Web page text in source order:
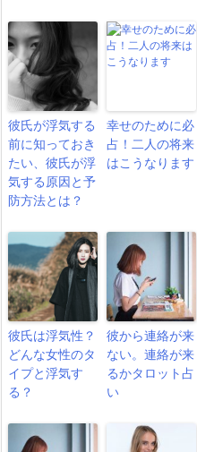
彼氏が浮気する
前に知っておき
たい、彼氏が浮
気する原因と予
防方法とは？
幸せのために必
占！二人の将来
はこうなります
彼氏は浮気性？
どんな女性のタ
イプと浮気す
る？
彼から連絡が来
ない。連絡が来
るかタロット占
い